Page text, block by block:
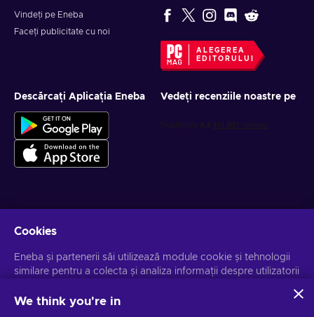
Vindeți pe Eneba
Faceți publicitate cu noi
ALEGEREA
EDITORULUI
Descărcați Aplicația Eneba Vedeți recenziile noastre pe
Te poți dezabona la orice moment. ViziteazăNotificarea de
Cookies
Eneba și partenerii săi utilizează module cookie și tehnologii
similare pentru a colecta și analiza informații despre utilizatorii
conținutul, publicitatea și alte servicii de pe site. Datele dvs.
We think you're in